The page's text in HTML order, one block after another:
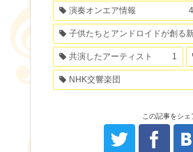
演奏オンエア情報 4
子供たちとアンドロイドが創る
共演したアーティスト 1
NHK交響楽団
この記事をシ